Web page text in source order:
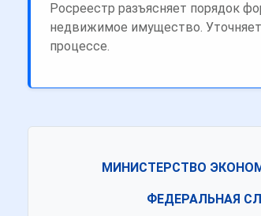
Росреестр разъясняет порядок
недвижимое имущество.
процессе.
МИНИСТЕРСТВО
ФЕДЕРАЛЬНАЯ